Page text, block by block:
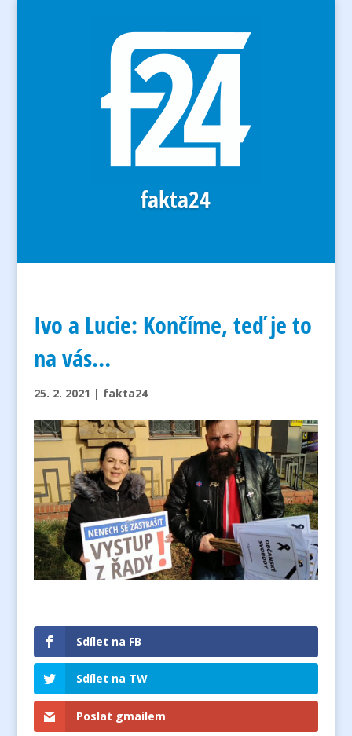
fakta24
Ivo a Lucie: Končíme, teď je to
na vás…
25. 2. 2021 | fakta24
Sdílet na FB
Sdílet na TW
Poslat gmailem